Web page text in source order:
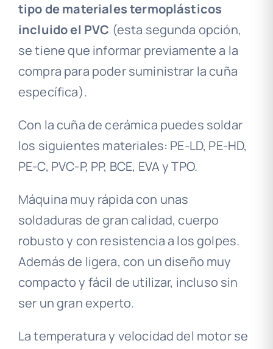
tipo de materiales termoplásticos
incluido el PVC (esta segunda opción,
se tiene que informar previamente a la
compra para poder suministrar la cuña
específica).
Con la cuña de cerámica puedes soldar
los siguientes materiales: PE-LD, PE-HD,
PE-C, PVC-P, PP, BCE, EVA y TPO.
Máquina muy rápida con unas
soldaduras de gran calidad, cuerpo
robusto y con resistencia a los golpes.
Además de ligera, con un diseño muy
compacto y fácil de utilizar, incluso sin
ser un gran experto.
La temperatura y velocidad del motor se